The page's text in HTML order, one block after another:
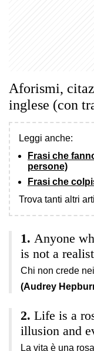
Aforismi,
inglese (con
Leggi anche:
Frasi che
persone)
Frasi che
Trova tanti altri
Anyone
is not a
Chi non crede
(Audrey
Life is a
illusion and
La vita è una